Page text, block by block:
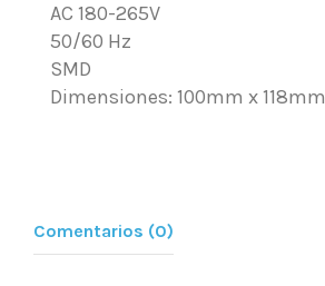
AC 180-265V
50/60 Hz
SMD
Dimensiones: 100mm x 118mm
Comentarios (0)